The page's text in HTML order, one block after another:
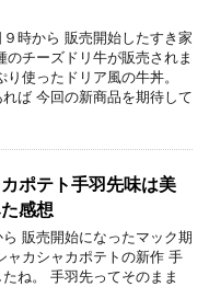
時から 販売開始したすき家
のチーズドリ牛が販売されま
使ったドリア風の牛丼。
ば 今回の新商品を期待して
ポテト手羽先味は美
感想
販売開始になったマック期
ャカシャカポテトの新作 手
ね。 手羽先ってそのまま